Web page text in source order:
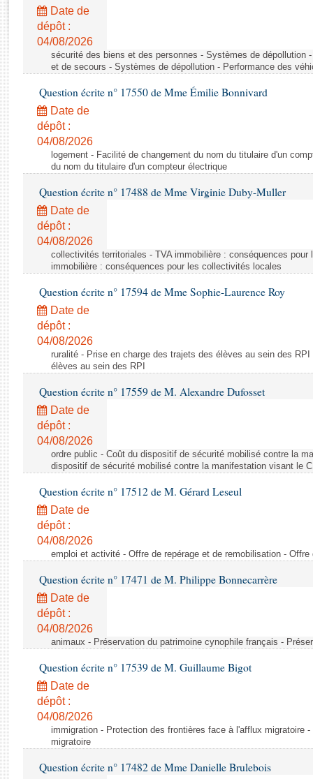
Rapports législatifs
Rapports sur l'application des lois
Baromètre de l’application des lois
Dossiers législatifs
Budget et sécurité sociale
Questions écrites et orales
Comptes rendus des débats
Date de
dépôt :
04/08/2026
sécurité des biens et des personnes - Systèmes de dépollution
et de secours - Systèmes de dépollution - Performance des
Question écrite n° 17550 de Mme Émilie Bonnivard
Date de
dépôt :
04/08/2026
logement - Facilité de changement du nom du titulaire d'un
du nom du titulaire d'un compteur électrique
Question écrite n° 17488 de Mme Virginie Duby-Muller
Date de
dépôt :
04/08/2026
collectivités territoriales - TVA immobilière : conséquences
immobilière : conséquences pour les collectivités locales
Question écrite n° 17594 de Mme Sophie-Laurence Roy
Date de
dépôt :
04/08/2026
ruralité - Prise en charge des trajets des élèves au sein des
élèves au sein des RPI
Question écrite n° 17559 de M. Alexandre Dufosset
Date de
dépôt :
04/08/2026
ordre public - Coût du dispositif de sécurité mobilisé contre la
dispositif de sécurité mobilisé contre la manifestation visant le
Question écrite n° 17512 de M. Gérard Leseul
Date de
dépôt :
04/08/2026
emploi et activité - Offre de repérage et de remobilisation -
Question écrite n° 17471 de M. Philippe Bonnecarrère
Date de
dépôt :
04/08/2026
animaux - Préservation du patrimoine cynophile français -
Question écrite n° 17539 de M. Guillaume Bigot
Date de
dépôt :
04/08/2026
immigration - Protection des frontières face à l'afflux migratoire
migratoire
Question écrite n° 17482 de Mme Danielle Brulebois